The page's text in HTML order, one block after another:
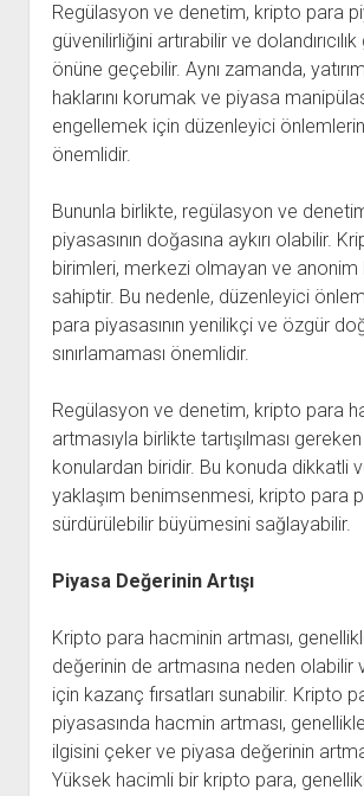
Regülasyon ve denetim, kripto para
güvenilirliğini artırabilir ve
önüne geçebilir. Aynı zamanda,
haklarını korumak ve piyasa
engellemek için düzenleyici önlemlerin
önemlidir.
Bununla birlikte, regülasyon ve
piyasasının doğasına aykırı olabilir.
birimleri, merkezi olmayan ve anonim
sahiptir. Bu nedenle, düzenleyici
para piyasasının yenilikçi ve özgür
sınırlamaması önemlidir.
Regülasyon ve denetim, kripto para
artmasıyla birlikte tartışılması
konulardan biridir. Bu konuda dikkatli
yaklaşım benimsenmesi, kripto para
sürdürülebilir büyümesini sağlayabilir.
Piyasa Değerinin Artışı
Kripto para hacminin artması,
değerinin de artmasına neden olabilir
için kazanç fırsatları sunabilir. Kripto
piyasasında hacmin artması, genellikle
ilgisini çeker ve piyasa değerinin
Yüksek hacimli bir kripto para,